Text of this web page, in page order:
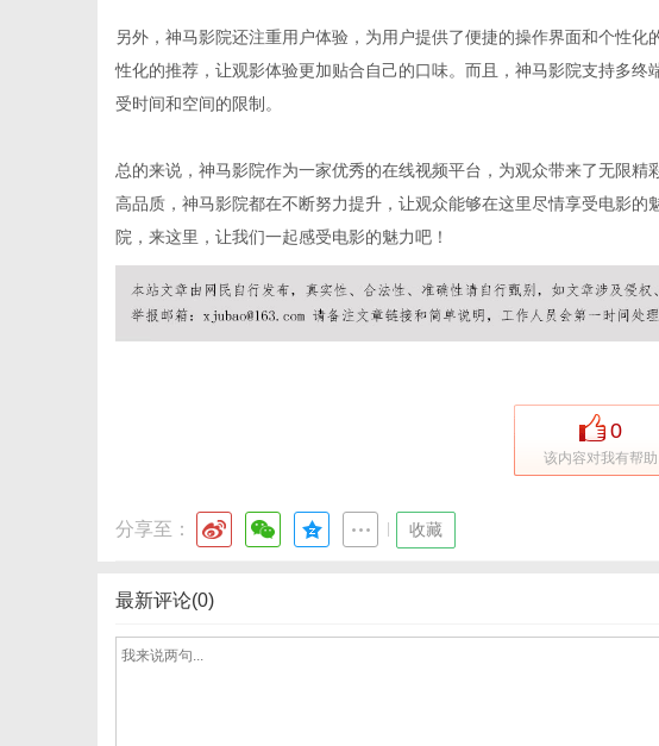
另外，神马影院还注重用户体验，为用户提供了便捷的操作界面和个性
性化的推荐，让观影体验更加贴合自己的口味。而且，神马影院支持多
受时间和空间的限制。
总的来说，神马影院作为一家优秀的在线视频平台，为观众带来了无限
高品质，神马影院都在不断努力提升，让观众能够在这里尽情享受电影
院，来这里，让我们一起感受电影的魅力吧！
0
该内容对我有帮助
分享至： 收藏
最新评论(0)